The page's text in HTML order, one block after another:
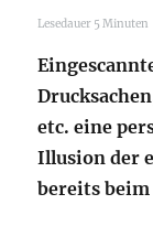
Lese­dau­er 5 Minu­ten
etc. eine
Illu­si­on der
bereits